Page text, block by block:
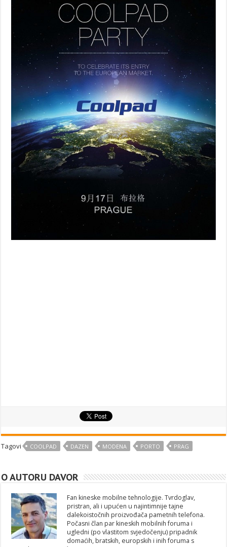
Tagovi COOLPAD DAZEN MODENA PORTO PRAG
O AUTORU DAVOR
Fan kineske mobilne tehnologije. Tvrdoglav,
pristran, ali i upućen u najintimnije tajne
dalekoistočnih proizvođača pametnih telefona.
Počasni član par kineskih mobilnih foruma i
ugledni (po vlastitom svjedočenju) pripadnik
domaćih, bratskih, europskih i inih foruma s